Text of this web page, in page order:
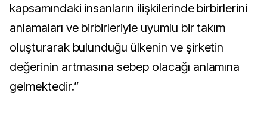
kapsamındaki insanların ilişkilerinde birbirlerini
anlamaları ve birbirleriyle uyumlu bir takım
oluşturarak bulunduğu ülkenin ve şirketin
değerinin artmasına sebep olacağı anlamına
gelmektedir.”